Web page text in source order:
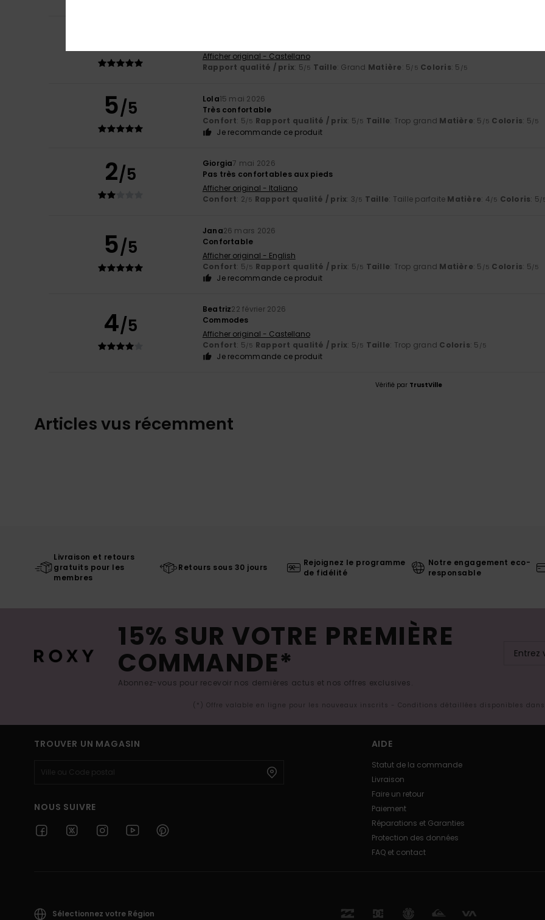
Afficher original - Castellano
Rapport qualité / prix: 5/5 Taille: Grand Matière: 5/5 Coloris: 5 /5
5/5 Lola15 mai 2026
Très confortable
Confort: 5/5 Rapport qualité / prix: 5/5 Taille: Trop grand Matière: 5 /5 Coloris: 5/5
Je recommande ce produit
2/5 Giorgia7 mai 2026
Pas très confortables aux pieds
Afficher original - Italiano
Confort: 2/5 Rapport qualité / prix: 3/5 Taille: Taille parfaite Matière: 4/5 Coloris: 5/
5/5
Jana26 mars 2026
Confortable
Afficher original - English
Confort: 5/5 Rapport qualité / prix: 5/5 Taille: Trop grand Matière: 5 /5 Coloris: 5/5
Je recommande ce produit
4/5
Beatriz22 février 2026
Commodes
Afficher original - Castellano
Confort: 5/5 Rapport qualité / prix: 5/5 Taille: Trop grand Coloris: 5 /5
Je recommande ce produit
Vérifié par TrustVille
Articles vus récemment
Livraison et retours
gratuits pour les
membres
Retours sous 30 jours
Rejoignez le programme
de fidélité
Notre engagement eco-
responsable
15% SUR VOTRE PREMIÈRE
COMMANDE*
Abonnez-vous pour recevoir nos dernières actus et nos offres exclusives.
(*) Offre valable en ligne pour les nouveaux inscrits - Conditions détaillées disponibles
TROUVER UN MAGASIN
NOUS SUIVRE
AIDE
Statut de la commande
Livraison
Faire un retour
Paiement
Réparations et Garanties
Protection des données
FAQ et contact
Sélectionnez votre Région